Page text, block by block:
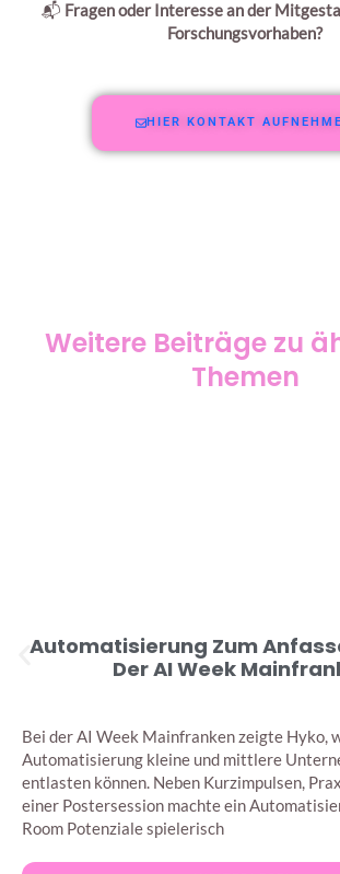
📬 Fragen oder Interesse an der
Forschungsvorhaben?
HIER KONTAKT
Weitere Beiträge zu
Themen
Automatisierung Zum
Der AI Week
Bei der AI Week Mainfranken zeigte Hyko,
Automatisierung kleine und mittlere
entlasten können. Neben Kurzimpulsen,
einer Postersession machte ein
Room Potenziale spielerisch